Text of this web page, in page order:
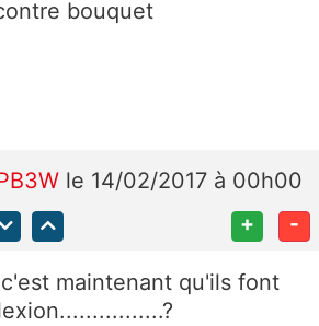
bouquet
le 14/02/2017 à 00h00
+ -
maintenant qu'ils font